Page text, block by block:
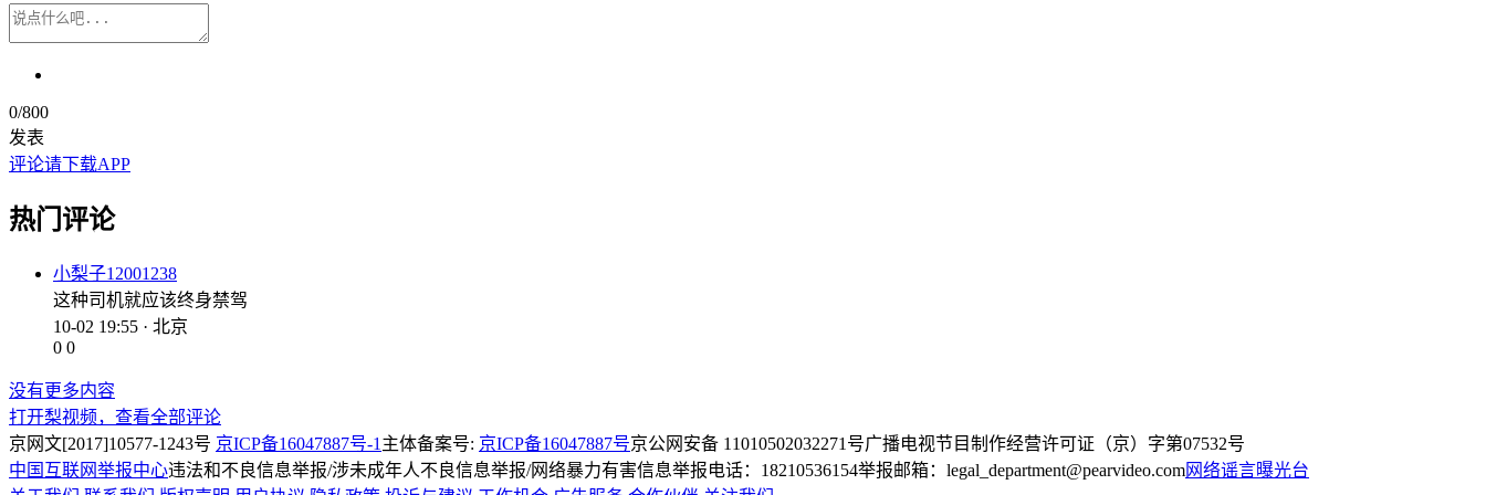
0/800
发表
评论请下载APP
热门评论
小梨子12001238
这种司机就应该终身禁驾
10-02 19:55 · 北京
0 0
没有更多内容
打开梨视频，查看全部评论
京网文[2017]10577-1243号 京ICP备16047887号-1 主体备案号: 京ICP备16047887号京公网安备 11010502032271号广播电视节目制作经营许可证（京）字第07532号
中国互联网举报中心违法和不良信息举报/涉未成年人不良信息举报/网络暴力有害信息举报电话：18210536154举报邮箱：legal_department@pearvideo.com网络谣言曝光台